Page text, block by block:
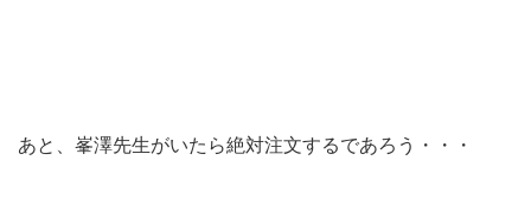
あと、峯澤先生がいたら絶対注文するであろう・・・